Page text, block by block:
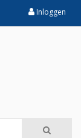
Inloggen